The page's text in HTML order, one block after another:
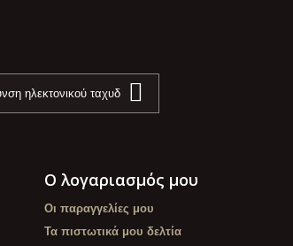
Ο λογαριασμός μου
Οι παραγγελίες μου
Τα πιστωτικά μου δελτία